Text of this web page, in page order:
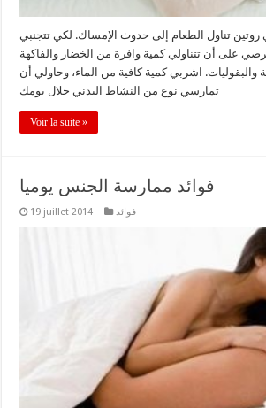
روتين تناول الطعام إلى حدوث الإمساك. لكي تتجنبي
على أن تتناولي كمية وافرة من الخضار والفاكهة
والبقوليات. اشربي كمية كافية من الماء، وحاولي أن
تمارسي نوع من النشاط البدني خلال يومك
Voir la suite »
فوائد ممارسة الجنس يوميا
19 juillet 2014 فوائد